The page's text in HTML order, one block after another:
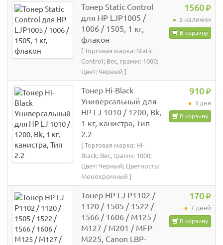
Тонер Static Control
для HP LJP1005 /
1006 / 1505, 1 кг,
флакон
[ Торговая марка: Static
Control; Вес, грамм: 1000;
Цвет: Черный ]
1560
в наличии
В корзину
Тонер Hi-Black
Универсальный для
HP LJ 1010 / 1200, Bk,
1 кг, канистра, Тип
2.2
[ Торговая марка: Hi-
Black; Вес, грамм: 1000;
Цвет: Черный; Цветность:
Монохромный ]
910
3 дня
В корзину
Тонер HP LJ P1102 /
1120 / 1505 / 1522 /
1566 / 1606 / M125 /
M127 / M201 / MFP
M225, Canon LBP-
170
7 дней
В корзину